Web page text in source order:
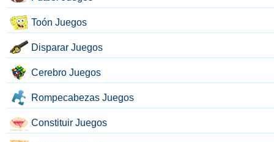
Toón Juegos
Disparar Juegos
Cerebro Juegos
Rompecabezas Juegos
Constituir Juegos